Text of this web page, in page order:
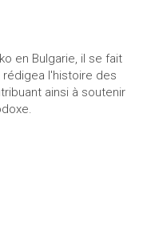
en Bulgarie, il se fait
rédigea l'histoire des
ainsi à soutenir